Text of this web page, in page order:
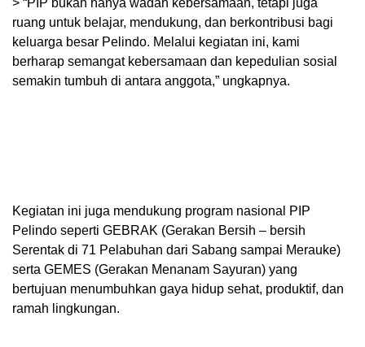
> “PIP bukan hanya wadah kebersamaan, tetapi juga
ruang untuk belajar, mendukung, dan berkontribusi bagi
keluarga besar Pelindo. Melalui kegiatan ini, kami
berharap semangat kebersamaan dan kepedulian sosial
semakin tumbuh di antara anggota,” ungkapnya.
Kegiatan ini juga mendukung program nasional PIP
Pelindo seperti GEBRAK (Gerakan Bersih – bersih
Serentak di 71 Pelabuhan dari Sabang sampai Merauke)
serta GEMES (Gerakan Menanam Sayuran) yang
bertujuan menumbuhkan gaya hidup sehat, produktif, dan
ramah lingkungan.